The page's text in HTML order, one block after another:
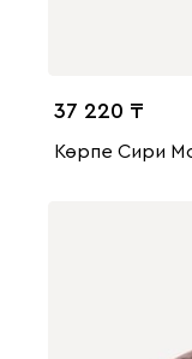
37 220
Көрпе Сири